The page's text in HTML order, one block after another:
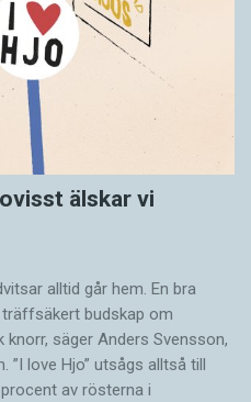
älskar vi
alltid går hem. En bra
budskap om
säger Anders Svensson,
”I love Hjo” utsågs alltså till
av rösterna i